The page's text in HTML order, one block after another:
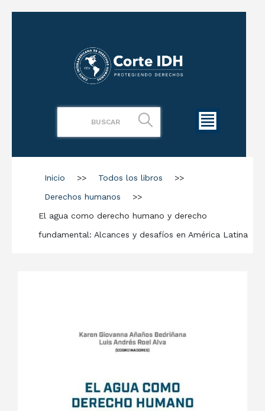
Inicio >> Todos los libros
>>
Derechos humanos
>>
El agua como derecho humano y derecho
fundamental: Alcances y desafíos en América Latina